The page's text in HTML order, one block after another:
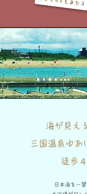
海が見え
三国温泉ゆあ
徒歩
日本海を一